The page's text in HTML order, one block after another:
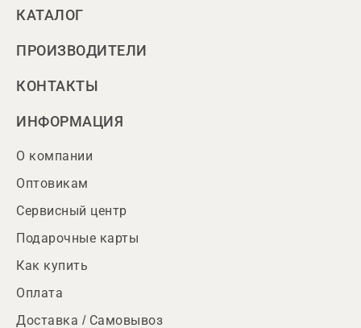
КАТАЛОГ
ПРОИЗВОДИТЕЛИ
КОНТАКТЫ
ИНФОРМАЦИЯ
О компании
Оптовикам
Сервисный центр
Подарочные карты
Как купить
Оплата
Доставка / Самовывоз